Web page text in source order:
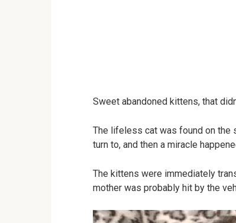
Sweet abandoned kittens, that
The lifeless cat was found on the
turn to, and then a miracle
The kittens were immediately
mother was probably hit by the